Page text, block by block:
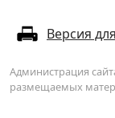
Версия
Администрация
размещаемых